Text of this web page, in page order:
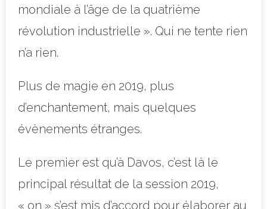
mondiale à l’âge de la quatrième
révolution industrielle ». Qui ne tente rien
n’a rien.
Plus de magie en 2019, plus
d’enchantement, mais quelques
évènements étranges.
Le premier est qu’à Davos, c’est là le
principal résultat de la session 2019,
« on » s’est mis d’accord pour élaborer au